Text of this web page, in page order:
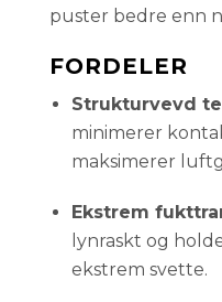
puster bedre enn
FORDELER
Strukturvevd
minimerer
maksimerer
Ekstrem
lynraskt og
ekstrem svette.